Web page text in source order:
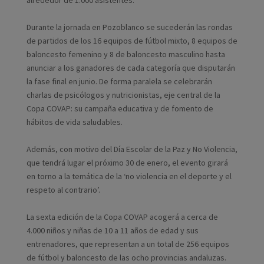
Durante la jornada en Pozoblanco se sucederán las rondas
de partidos de los 16 equipos de fútbol mixto, 8 equipos de
baloncesto femenino y 8 de baloncesto masculino hasta
anunciar a los ganadores de cada categoría que disputarán
la fase final en junio. De forma paralela se celebrarán
charlas de psicólogos y nutricionistas, eje central de la
Copa COVAP: su campaña educativa y de fomento de
hábitos de vida saludables.
Además, con motivo del Día Escolar de la Paz y No Violencia,
que tendrá lugar el próximo 30 de enero, el evento girará
en torno a la temática de la ‘no violencia en el deporte y el
respeto al contrario’.
La sexta edición de la Copa COVAP acogerá a cerca de
4.000 niños y niñas de 10 a 11 años de edad y sus
entrenadores, que representan a un total de 256 equipos
de fútbol y baloncesto de las ocho provincias andaluzas.